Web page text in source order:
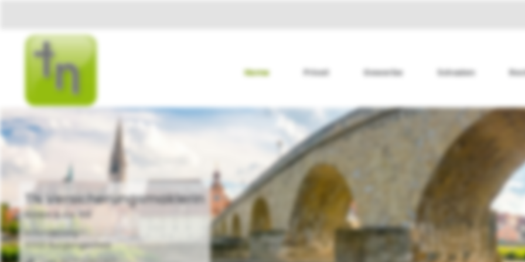
Home Privat Gewerbe Schaden
TN Versicherungsmaklerin
GmbH & Co. KG
Holunderweg 1
93133 Burglengenfeld
zurück